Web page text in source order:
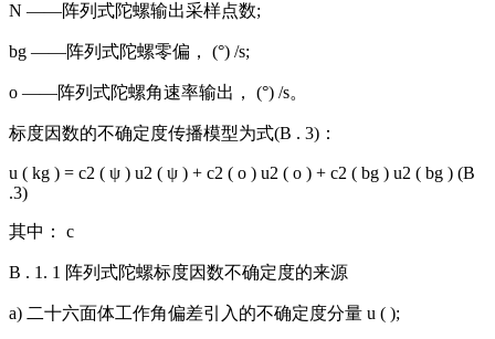
N ——阵列式陀螺输出采样点数;
bg ——阵列式陀螺零偏， (°) /s;
o ——阵列式陀螺角速率输出， (°) /s。
标度因数的不确定度传播模型为式(B . 3)：
u ( kg ) = c2 ( ψ ) u2 ( ψ ) + c2 ( o ) u2 ( o ) + c2 ( bg ) u2 ( bg ) (B
.3)
其中： c
B . 1. 1 阵列式陀螺标度因数不确定度的来源
a) 二十六面体工作角偏差引入的不确定度分量 u ( );